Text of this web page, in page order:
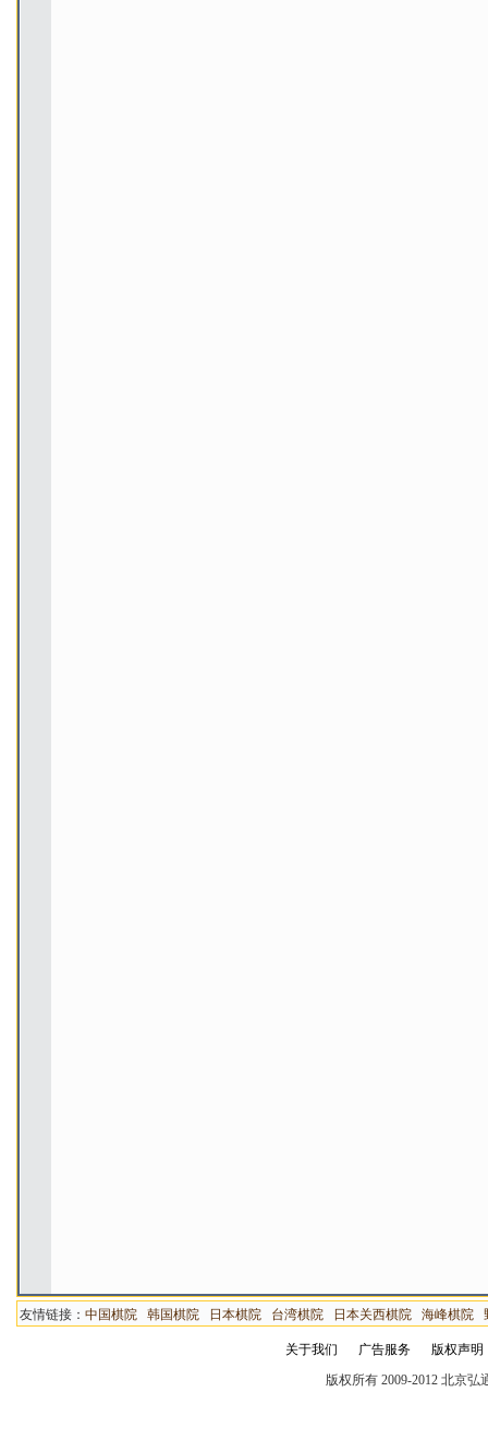
友情链接： 中国棋院 韩国棋院 日本棋院 台湾棋院 日本关西棋院 海峰棋院
关于我们 广告服务
版权声明
版权所有 2009-2012 北京